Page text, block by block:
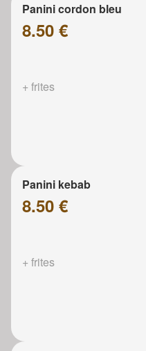
Panini cordon bleu
8.50 €
+ frites
Panini kebab
8.50 €
+ frites